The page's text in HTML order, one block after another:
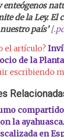
enteógenos
de la Ley. El
país’ [
el artículo?
de la
escribiendo
la
en